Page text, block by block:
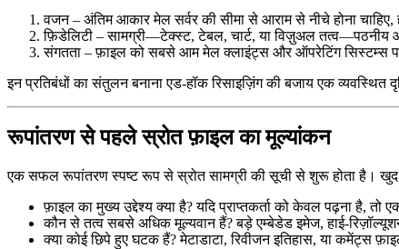
वजन– अंतिम आकार मेल सर्वर की सीमा से आराम से नीचे होना
फ़िडेलिटी – सामग्री—टेक्स्ट, टेबल, चार्ट, या विज़ुअल तत्व—पठनीय
संगतता – फ़ाइल को सबसे आम मेल क्लाइंट्स और ऑपरेटिंग सिस्टम्स पर
इन प्रतिबंधों का संतुलन बनाना एड‑हॉक रिसाइज़िंग की बजाय एक व्यवस्थित
रूपांतरण से पहले स्रोत फ़ाइल का मूल्यांकन
एक सफल रूपांतरण स्पष्ट रूप से स्रोत सामग्री की सूची से शुरू होता है।
फ़ाइल का मुख्य उद्देश्य क्या है?यदि प्राप्तकर्ता को केवल पढ़ना है, तो
कौन से तत्व सबसे अधिक मूल्यवान हैं?बड़े एम्बेडेड इमेज,
क्या कोई छिपे हुए घटक हैं?मेटाडाटा, रिवीजन इतिहास, या कमेंट्स